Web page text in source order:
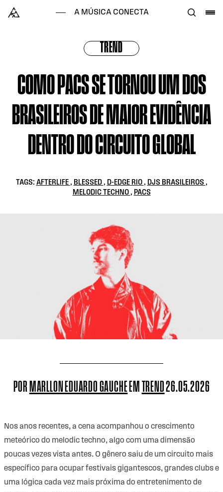
Alataj
A MÚSICA CONECTA
TREND
COMO PACS SE TORNOU UM DOS
BRASILEIROS DE MAIOR EVIDÊNCIA
DENTRO DO CIRCUITO GLOBAL
TAGS: AFTERLIFE , BLESSED , D-EDGE RIO , DJS BRASILEIROS ,
MELODIC TECHNO , PACS
PORMARLLON EDUARDO GAUCHEEMTREND26.05.2026
Nos anos recentes, a cena acompanhou o crescimento
meteórico do melodic techno, algo com uma dimensão
poucas vezes vista antes. O gênero saiu de um circuito mais
específico para ocupar festivais gigantescos, grandes clubs e
uma lógica cada vez mais próxima do entretenimento de